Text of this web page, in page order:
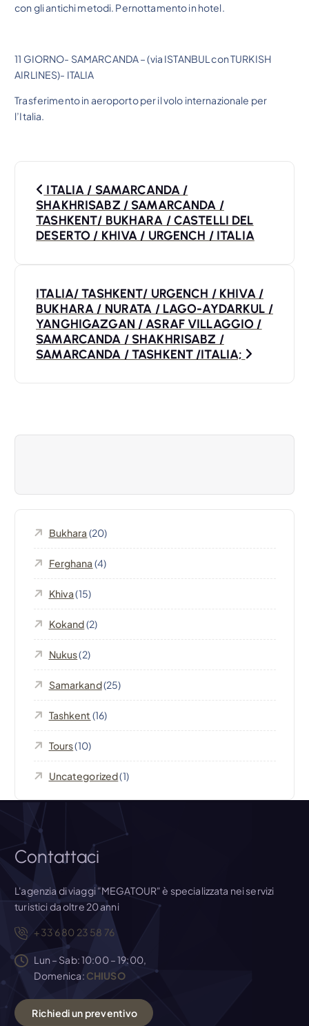
con gli antichi metodi. Pernottamento in hotel.
11 GIORNO- SAMARCANDA – (via ISTANBUL con TURKISH
AIRLINES)- ITALIA
Trasferimento in aeroporto per il volo internazionale per
l’Italia.
o
ITALIA / SAMARCANDA /
SHAKHRISABZ / SAMARCANDA /
TASHKENT/ BUKHARA / CASTELLI DEL
DESERTO / KHIVA / URGENCH / ITALIA
ITALIA/ TASHKENT/ URGENCH / KHIVA /
BUKHARA / NURATA / LAGO-AYDARKUL /
YANGHIGAZGAN / ASRAF VILLAGGIO /
SAMARCANDA / SHAKHRISABZ /
SAMARCANDA / TASHKENT /ITALIA;
Bukhara (20)
Ferghana (4)
Khiva(15)
Kokand(2)
Nukus(2)
Samarkand(25)
Tashkent (16)
Tours(10)
Uncategorized(1)
Contattaci
L'agenzia di viaggi "MEGATOUR" è specializzata nei servizi
turistici da oltre 20 anni
+33 6 80 23 58 76
Lun – Sab: 10:00 – 19:00,
Domenica: CHIUSO
Richiediun preventivo